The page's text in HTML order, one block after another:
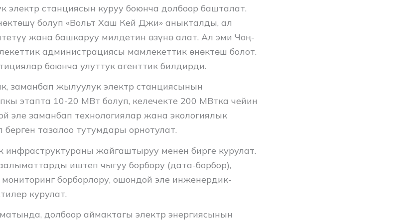
электр станциясын куруу боюнча долбоор башталат.
болуп «Вольт Хаш Кей Джи» аныкталды, ал
жана башкаруу милдетин өзүнө алат. Ал эми Чоң-
администрациясы мамлекеттик өнөктөш болот.
боюнча улуттук агенттик билдирди.
заманбап жылуулук электр станциясынын
этапта 10-20 МВт болуп, келечекте 200 МВтка чейин
эле заманбап технологиялар жана экологиялык
тазалоо тутумдары орнотулат.
инфраструктураны жайгаштыруу менен бирге курулат.
иштеп чыгуу борбору (дата-борбор),
борборлору, ошондой эле инженердик-
курулат.
долбоор аймактагы электр энергиясынын